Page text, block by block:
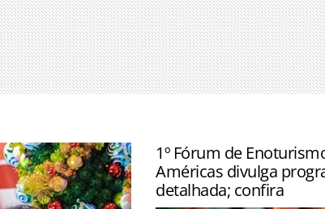
1º Fórum de
Américas divulga
detalhada; confira